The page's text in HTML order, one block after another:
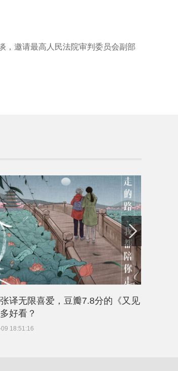
，邀请最高人民法院审判委员会副部
译无限喜爱，豆瓣7.8分的《又见
好看？
18:51:16